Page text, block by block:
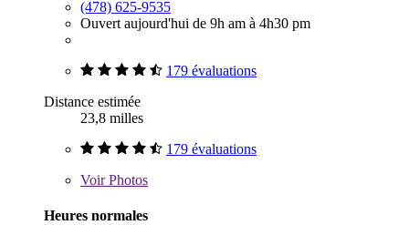
(478) 625-9535
Ouvert aujourd'hui de 9h am à 4h30 pm
179 évaluations
Distance estimée
23,8 milles
179 évaluations
VoirPhotos
Heures normales